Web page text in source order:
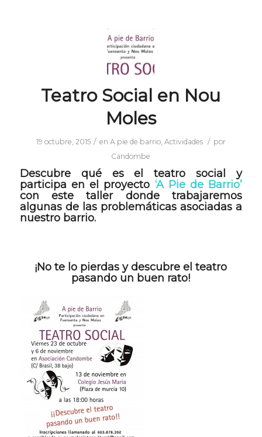
Teatro Social en Nou
Moles
19 octubre, 2015 / en A pie de barrio, Actividades / por
Candombe
Descubre qué es el teatro social y
participa en el proyecto ‘A Pie de Barrio’
con este taller donde trabajaremos
algunas de las problemáticas asociadas a
nuestro barrio.
¡No te lo pierdas y descubre el teatro
pasando un buen rato!